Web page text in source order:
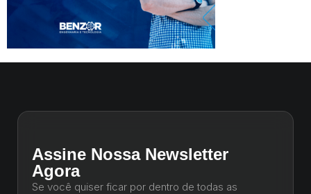
Assine Nossa Newsletter
Agora
Se você quiser ficar por dentro de todas as